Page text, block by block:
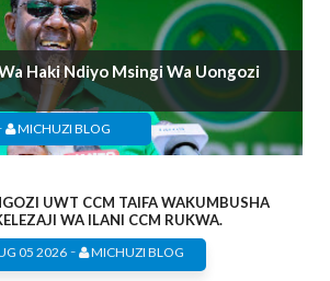
Haki Ndiyo Msingi Wa Uongozi
MICHUZI BLOG
UWT CCM TAIFA WAKUMBUSHA
WA ILANI CCM RUKWA.
05 2026- MICHUZI BLOG